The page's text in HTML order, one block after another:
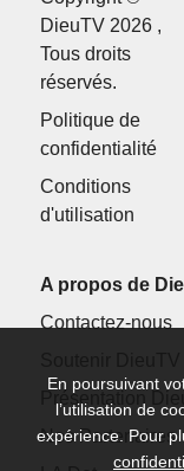
DieuTV 2026 ,
Tous droits
réservés.
Politique de
confidentialité
Conditions
d'utilisation
A propos de
Contactez-nous
Présentation
Nos Partenaires
En poursuivant
l’utilisation de
expérience. Pour